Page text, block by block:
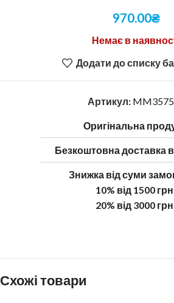
970.00₴
Немає в
Додати до списку
Артикул:
Оригінальна
Безкоштовна доставка
Знижка від суми
10% від 1500
20% від 3000
Схожі товари